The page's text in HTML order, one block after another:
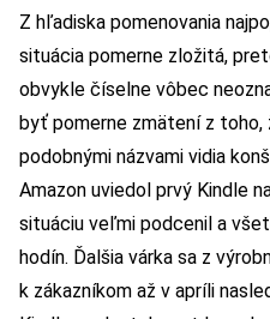
Z hľadiska pomenovania
situácia pomerne zložitá,
obvykle číselne vôbec
byť pomerne zmätení z toho,
podobnými názvami vidia
Amazon uviedol prvý Kindle
situáciu veľmi podcenil a
hodín. Ďalšia várka sa z
k zákazníkom až v apríli